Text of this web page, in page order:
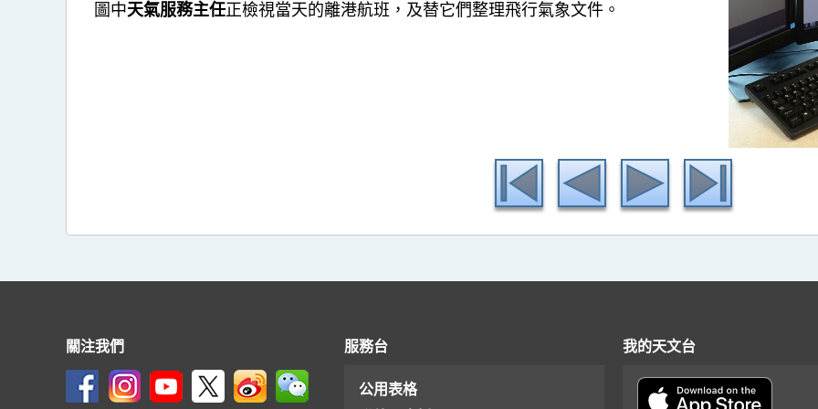
圖中天氣服務主任正檢視當天的離港航班，及替它們整理飛行氣象文件。
關注我們 服務台
公用表格
我的天文台